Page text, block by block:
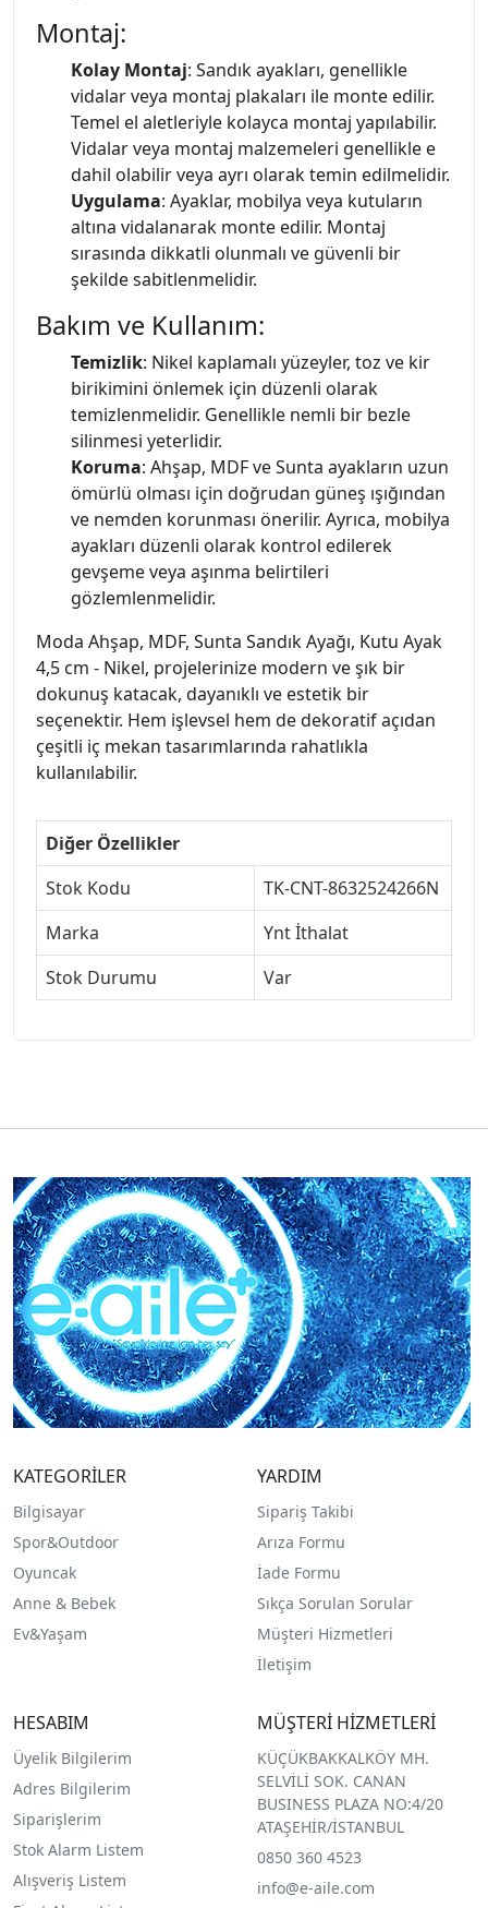
Montaj:
Kolay Montaj: Sandık ayakları, genellikle
vidalar veya montaj plakaları ile monte edilir.
Temel el aletleriyle kolayca montaj yapılabilir.
Vidalar veya montaj malzemeleri genellikle e
dahil olabilir veya ayrı olarak temin edilmelidir.
Uygulama: Ayaklar, mobilya veya kutuların
altına vidalanarak monte edilir. Montaj
sırasında dikkatli olunmalı ve güvenli bir
şekilde sabitlenmelidir.
Bakım ve Kullanım:
Temizlik: Nikel kaplamalı yüzeyler, toz ve kir
birikimini önlemek için düzenli olarak
temizlenmelidir. Genellikle nemli bir bezle
silinmesi yeterlidir.
Koruma: Ahşap, MDF ve Sunta ayakların uzun
ömürlü olması için doğrudan güneş ışığından
ve nemden korunması önerilir. Ayrıca, mobilya
ayakları düzenli olarak kontrol edilerek
gevşeme veya aşınma belirtileri
gözlemlenmelidir.
Moda Ahşap, MDF, Sunta Sandık Ayağı, Kutu Ayak
4,5 cm - Nikel, projelerinize modern ve şık bir
dokunuş katacak, dayanıklı ve estetik bir
seçenektir. Hem işlevsel hem de dekoratif açıdan
çeşitli iç mekan tasarımlarında rahatlıkla
kullanılabilir.
Diğer Özellikler
Stok Kodu
TK-CNT-8632524266N
Marka
Ynt İthalat
Stok Durumu
Var
KATEGORİLER
Bilgisayar
Spor&Outdoor
Oyuncak
Anne & Bebek
Ev&Yaşam
YARDIM
Sipariş Takibi
Arıza Formu
İade Formu
Sıkça Sorulan Sorular
Müşteri Hizmetleri
İletişim
HESABIM
Üyelik Bilgilerim
Adres Bilgilerim
Siparişlerim
Stok Alarm Listem
Alışveriş Listem
MÜŞTERİ HİZMETLERİ
KÜÇÜKBAKKALKÖY MH.
SELVİLİ SOK. CANAN
BUSINESS PLAZA NO:4/20
ATAŞEHİR/İSTANBUL
0850 360 4523
info@e-aile.com